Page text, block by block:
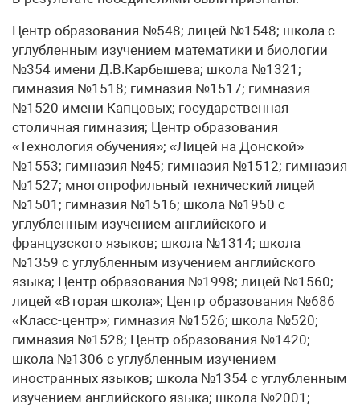
Центр образования №548; лицей №1548; школа с
углубленным изучением математики и биологии
№354 имени Д.В.Карбышева; школа №1321;
гимназия №1518; гимназия №1517; гимназия
№1520 имени Капцовых; государственная
столичная гимназия; Центр образования
«Технология обучения»; «Лицей на Донской»
№1553; гимназия №45; гимназия №1512; гимназия
№1527; многопрофильный технический лицей
№1501; гимназия №1516; школа №1950 с
углубленным изучением английского и
французского языков; школа №1314; школа
№1359 с углубленным изучением английского
языка; Центр образования №1998; лицей №1560;
лицей «Вторая школа»; Центр образования №686
«Класс-центр»; гимназия №1526; школа №520;
гимназия №1528; Центр образования №1420;
школа №1306 с углубленным изучением
иностранных языков; школа №1354 с углубленным
изучением английского языка; школа №2001;